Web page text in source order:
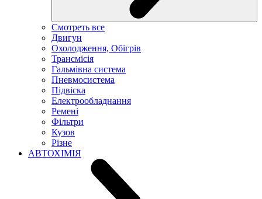
Смотреть все
Двигун
Охолодження, Обігрів
Трансмісія
Гальмівна система
Пневмосистема
Підвіска
Електрообладнання
Ремені
Фільтри
Кузов
Різне
АВТОХІМІЯ